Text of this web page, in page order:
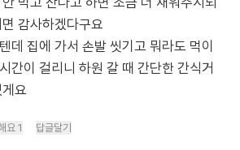
감사하겠다구요
데 집에 가서 손발 씻기고 뭐라도 먹이
간이 걸리니 하원 갈 때 간단한 간식거
요
요 1 답글달기